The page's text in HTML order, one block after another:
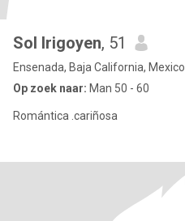
Sol Irigoyen, 51
Ensenada, Baja California, Mexico
Op zoek naar: Man 50 - 60
Romántica .cariñosa